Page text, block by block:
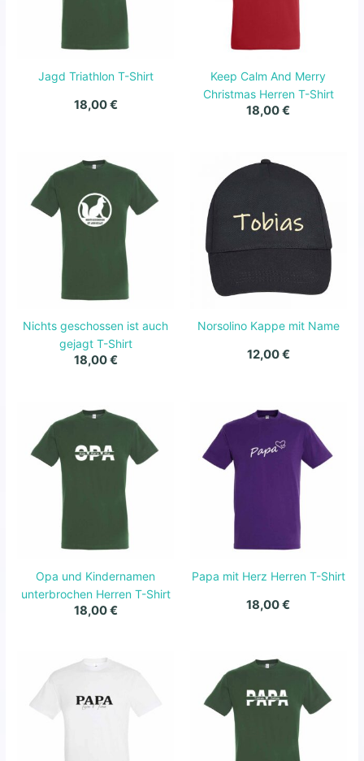
Jagd Triathlon T-Shirt
18,00€
Keep Calm And Merry
Christmas Herren T-Shirt
18,00€
Nichts geschossen ist auch
gejagt T-Shirt
18,00€
Norsolino Kappe mit Name
12,00€
Opa und Kindernamen
unterbrochen Herren T-Shirt
18,00€
Papa mit Herz Herren T-Shirt
18,00€